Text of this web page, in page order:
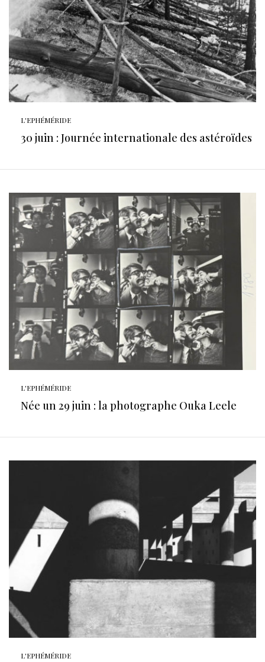
L'EPHÉMÉRIDE
30 juin : Journée internationale des astéroïdes
L'EPHÉMÉRIDE
Née un 29 juin : la photographe Ouka Leele
L'EPHÉMÉRIDE